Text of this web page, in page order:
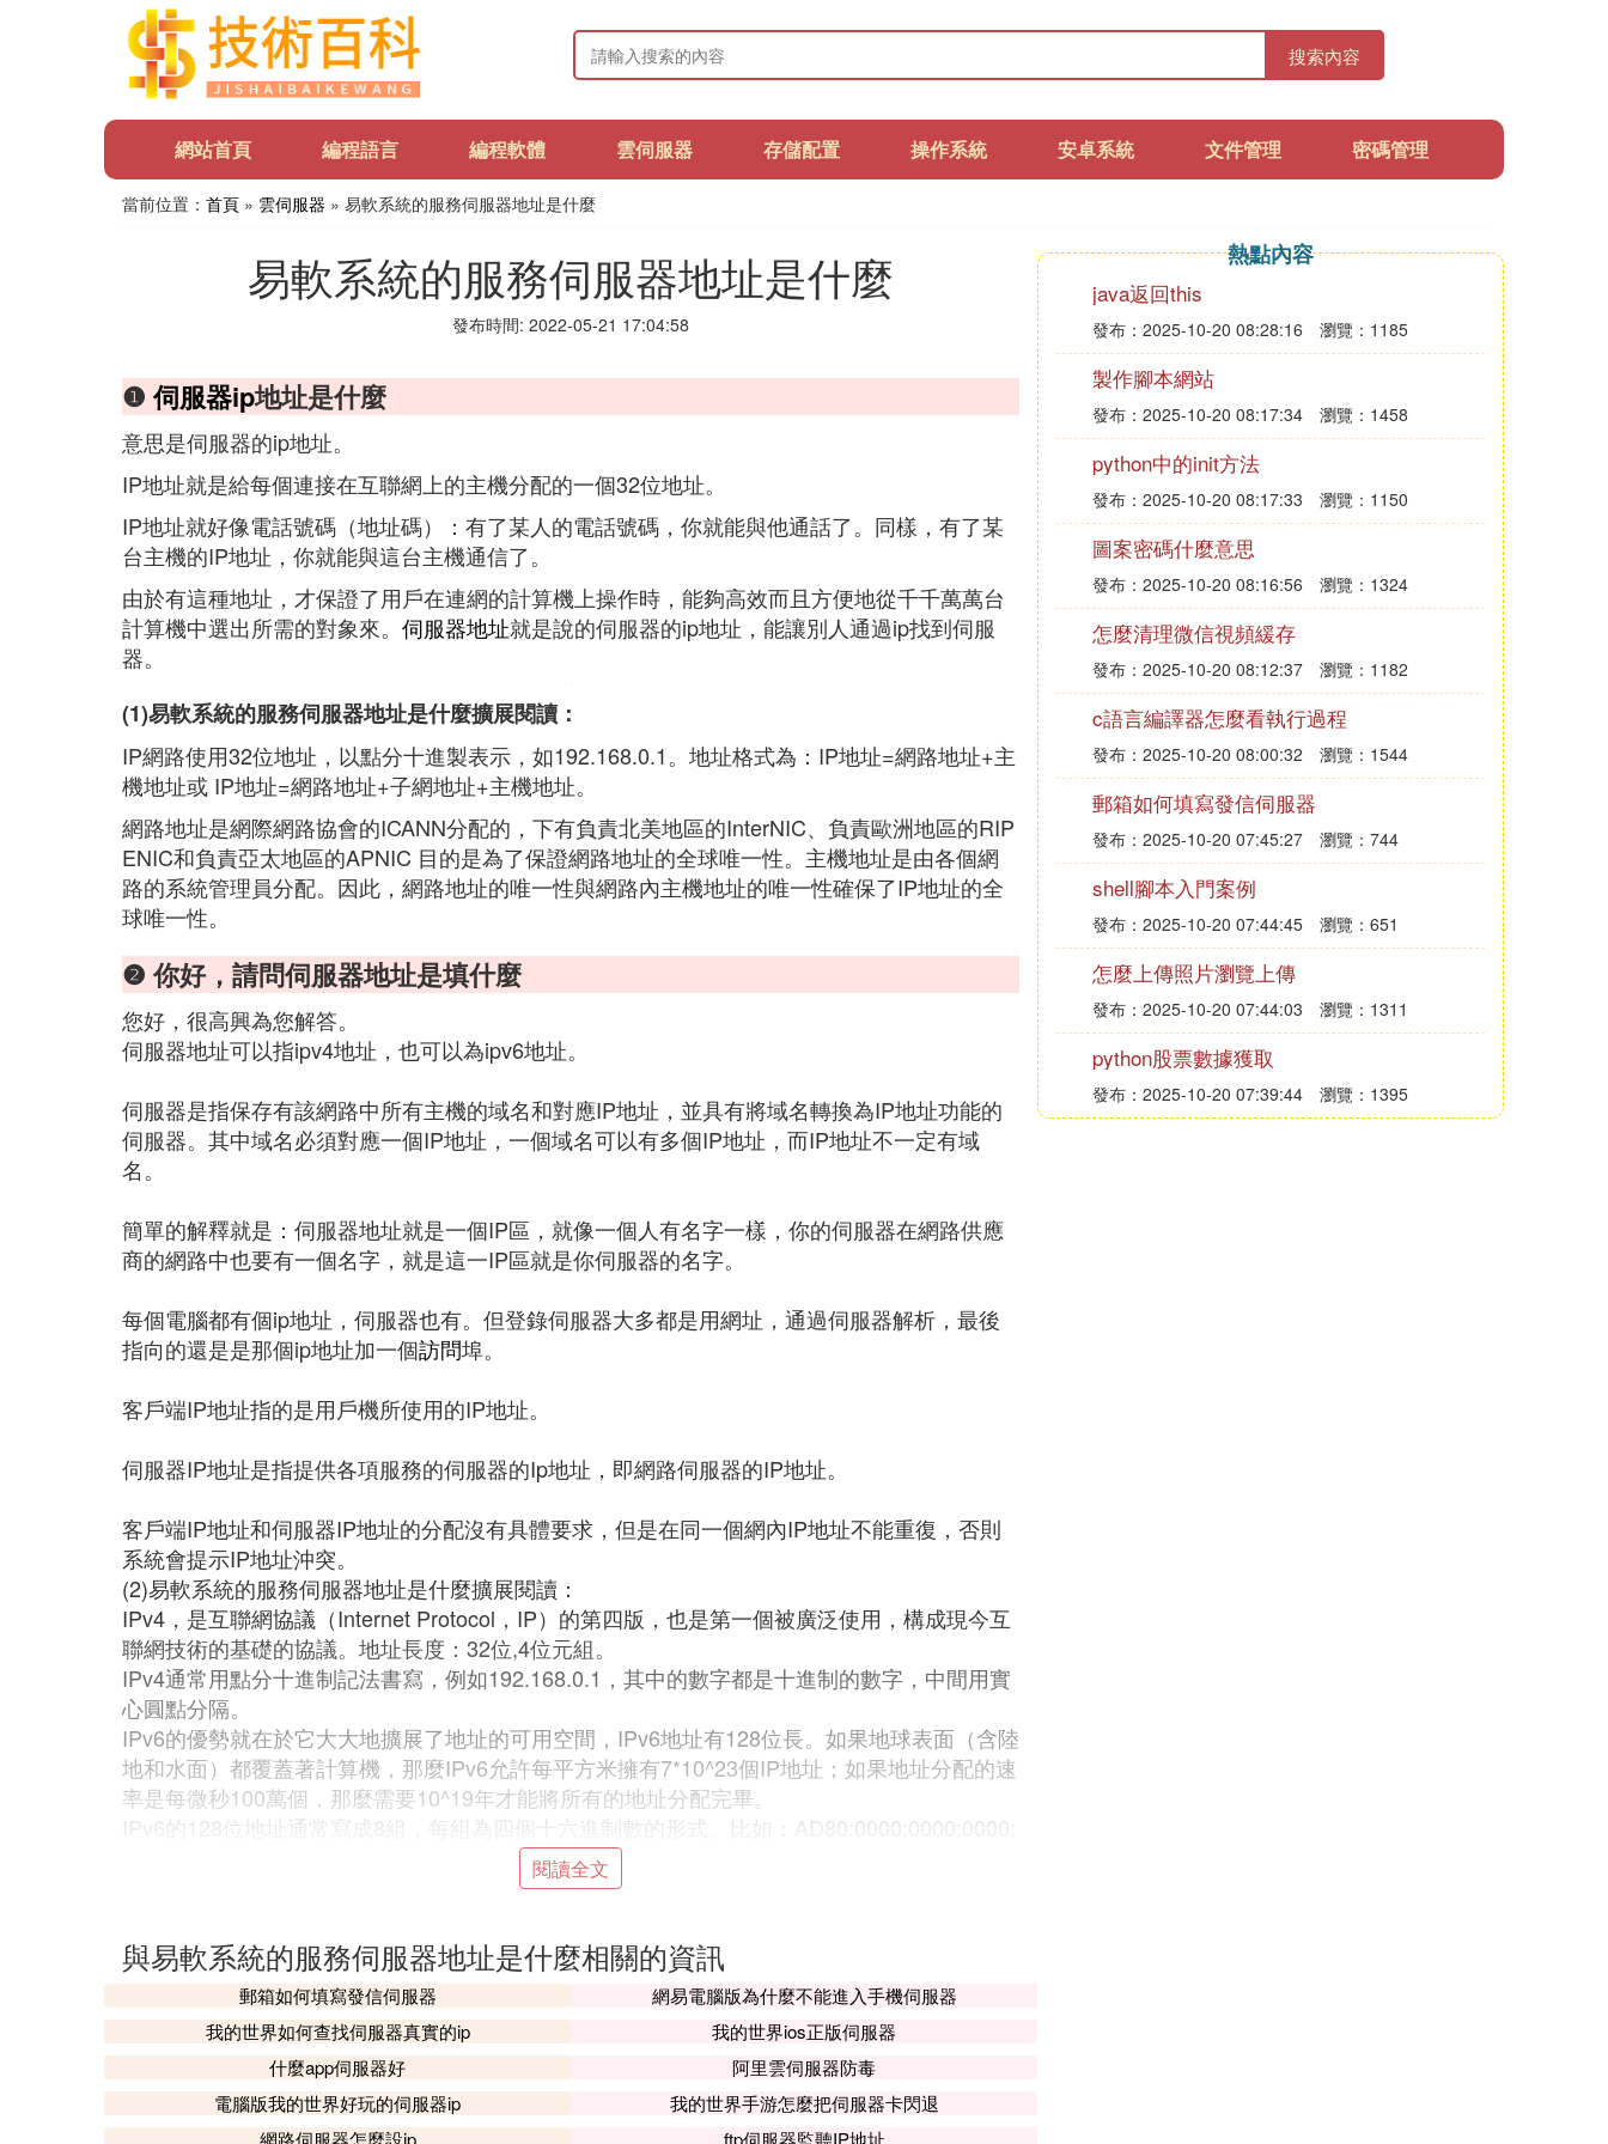
搜索內容
網站首頁 編程語言 編程軟體 雲伺服器 存儲配置 操作系統 安卓系統 文件管理 密碼管理
當前位置： 首頁 » 雲伺服器 » 易軟系統的服務伺服器地址是什麼
易軟系統的服務伺服器地址是什麼
發布時間: 2022-05-21 17:04:58
❶ 伺服器ip地址是什麼
意思是伺服器的ip地址。
IP地址就是給每個連接在互聯網上的主機分配的一個32位地址。
IP地址就好像電話號碼（地址碼）：有了某人的電話號碼，你就能與他通話了。同樣，有了某
台主機的IP地址，你就能與這台主機通信了。
由於有這種地址，才保證了用戶在連網的計算機上操作時，能夠高效而且方便地從千千萬萬台
計算機中選出所需的對象來。 伺服器地址就是說的伺服器的ip地址，能讓別人通過ip找到伺服
器。
(1)易軟系統的服務伺服器地址是什麼擴展閱讀：
IP網路使用32位地址，以點分十進製表示，如192.168.0.1。地址格式為：IP地址=網路地址+主
機地址或 IP地址=網路地址+子網地址+主機地址。
網路地址是網際網路協會的ICANN分配的，下有負責北美地區的InterNIC、負責歐洲地區的RIP
ENIC和負責亞太地區的APNIC 目的是為了保證網路地址的全球唯一性。主機地址是由各個網
路的系統管理員分配。因此，網路地址的唯一性與網路內主機地址的唯一性確保了IP地址的全
球唯一性。
❷ 你好，請問伺服器地址是填什麼
您好，很高興為您解答。
伺服器地址可以指ipv4地址，也可以為ipv6地址。
伺服器是指保存有該網路中所有主機的域名和對應IP地址，並具有將域名轉換為IP地址功能的
伺服器。其中域名必須對應一個IP地址，一個域名可以有多個IP地址，而IP地址不一定有域
名。
簡單的解釋就是：伺服器地址就是一個IP區，就像一個人有名字一樣，你的伺服器在網路供應
商的網路中也要有一個名字，就是這一IP區就是你伺服器的名字。
每個電腦都有個ip地址，伺服器也有。但登錄伺服器大多都是用網址，通過伺服器解析，最後
指向的還是是那個ip地址加一個訪問埠。
客戶端IP地址指的是用戶機所使用的IP地址。
伺服器IP地址是指提供各項服務的伺服器的Ip地址，即網路伺服器的IP地址。
客戶端IP地址和伺服器IP地址的分配沒有具體要求，但是在同一個網內IP地址不能重復，否則
系統會提示IP地址沖突。
(2)易軟系統的服務伺服器地址是什麼擴展閱讀：
IPv4，是互聯網協議（Internet Protocol，IP）的第四版，也是第一個被廣泛使用，構成現今互
聯網技術的基礎的協議。地址長度：32位,4位元組。
IPv4通常用點分十進制記法書寫，例如192.168.0.1，其中的數字都是十進制的數字，中間用實
心圓點分隔。
IPv6的優勢就在於它大大地擴展了地址的可用空間，IPv6地址有128位長。如果地球表面（含陸
地和水面）都覆蓋著計算機，那麼IPv6允許每平方米擁有7*10^23個IP地址；如果地址分配的速
率是每微秒100萬個，那麼需要10^19年才能將所有的地址分配完畢。
IPv6的128位地址通常寫成8組，每組為四個十六進制數的形式。比如：AD80:0000:0000:0000:
ABAA:0000:00C2:0002 是一個合法的IPv6地址。
以e- mobile77為例，伺服器地址填寫的方法是輸入OA系統伺服器地址即可。
由於伺服器需要響應服務請求，並進行處理因此一般來說伺服器應具備承擔服務並且保障服務
的能力。通常分為文件伺服器（能使用戶在其它計算機訪問文件）、資料庫伺服器、應用程序
伺服器、WEB伺服器等。
伺服器的構成包括處理器、硬碟、內存、系統匯流排等，相比通用的計算機架構，在處理能
力、穩定性、可靠性、安全性、可擴展性、可管理性等方面要求更高。
閱讀全文
與易軟系統的服務伺服器地址是什麼相關的資訊
郵箱如何填寫發信伺服器
網易電腦版為什麼不能進入手機伺服器
我的世界如何查找伺服器真實的ip
我的世界ios正版伺服器
什麼app伺服器好
阿里雲伺服器防毒
電腦版我的世界好玩的伺服器ip
我的世界手游怎麼把伺服器卡閃退
網路伺服器怎麼設ip
ftp伺服器監聽IP地址
熱點內容
java返回this
發布：2025-10-20 08:28:16 瀏覽：1185
製作腳本網站
發布：2025-10-20 08:17:34 瀏覽：1458
python中的init方法
發布：2025-10-20 08:17:33 瀏覽：1150
圖案密碼什麼意思
發布：2025-10-20 08:16:56 瀏覽：1324
怎麼清理微信視頻緩存
發布：2025-10-20 08:12:37 瀏覽：1182
c語言編譯器怎麼看執行過程
發布：2025-10-20 08:00:32 瀏覽：1544
郵箱如何填寫發信伺服器
發布：2025-10-20 07:45:27 瀏覽：744
shell腳本入門案例
發布：2025-10-20 07:44:45 瀏覽：651
怎麼上傳照片瀏覽上傳
發布：2025-10-20 07:44:03 瀏覽：1311
python股票數據獲取
發布：2025-10-20 07:39:44 瀏覽：1395